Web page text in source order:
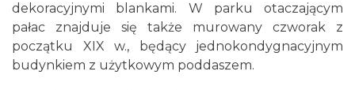
dekoracyjnymi blankami. W parku otaczającym
pałac znajduje się także murowany czworak z
początku XIX w., będący jednokondygnacyjnym
budynkiem z użytkowym poddaszem.